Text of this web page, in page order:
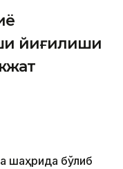
йиғилиши
шаҳрида бўлиб